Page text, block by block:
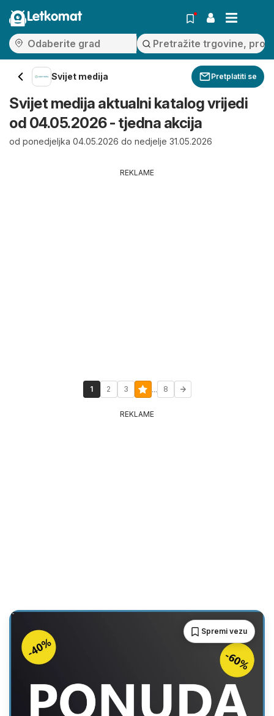
Letkomat
Svijet medija Pretplatiti se
Svijet medija aktualni katalog vrijedi
od 04.05.2026 - tjedna akcija
od ponedjeljka 04.05.2026 do nedjelje 31.05.2026
REKLAME
1 2 3 ... 8
REKLAME
Spremi vezu